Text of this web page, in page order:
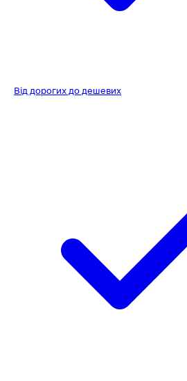
Від дорогих до дешевих